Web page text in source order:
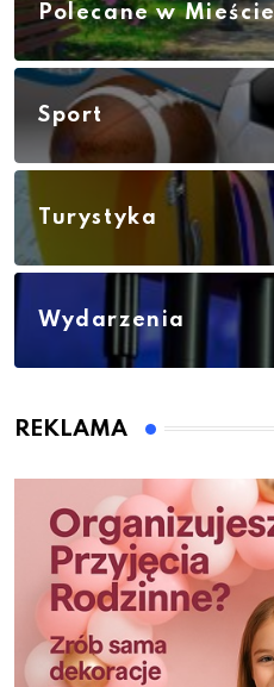
Polecane w Mieście
Sport
Turystyka
Wydarzenia
REKLAMA